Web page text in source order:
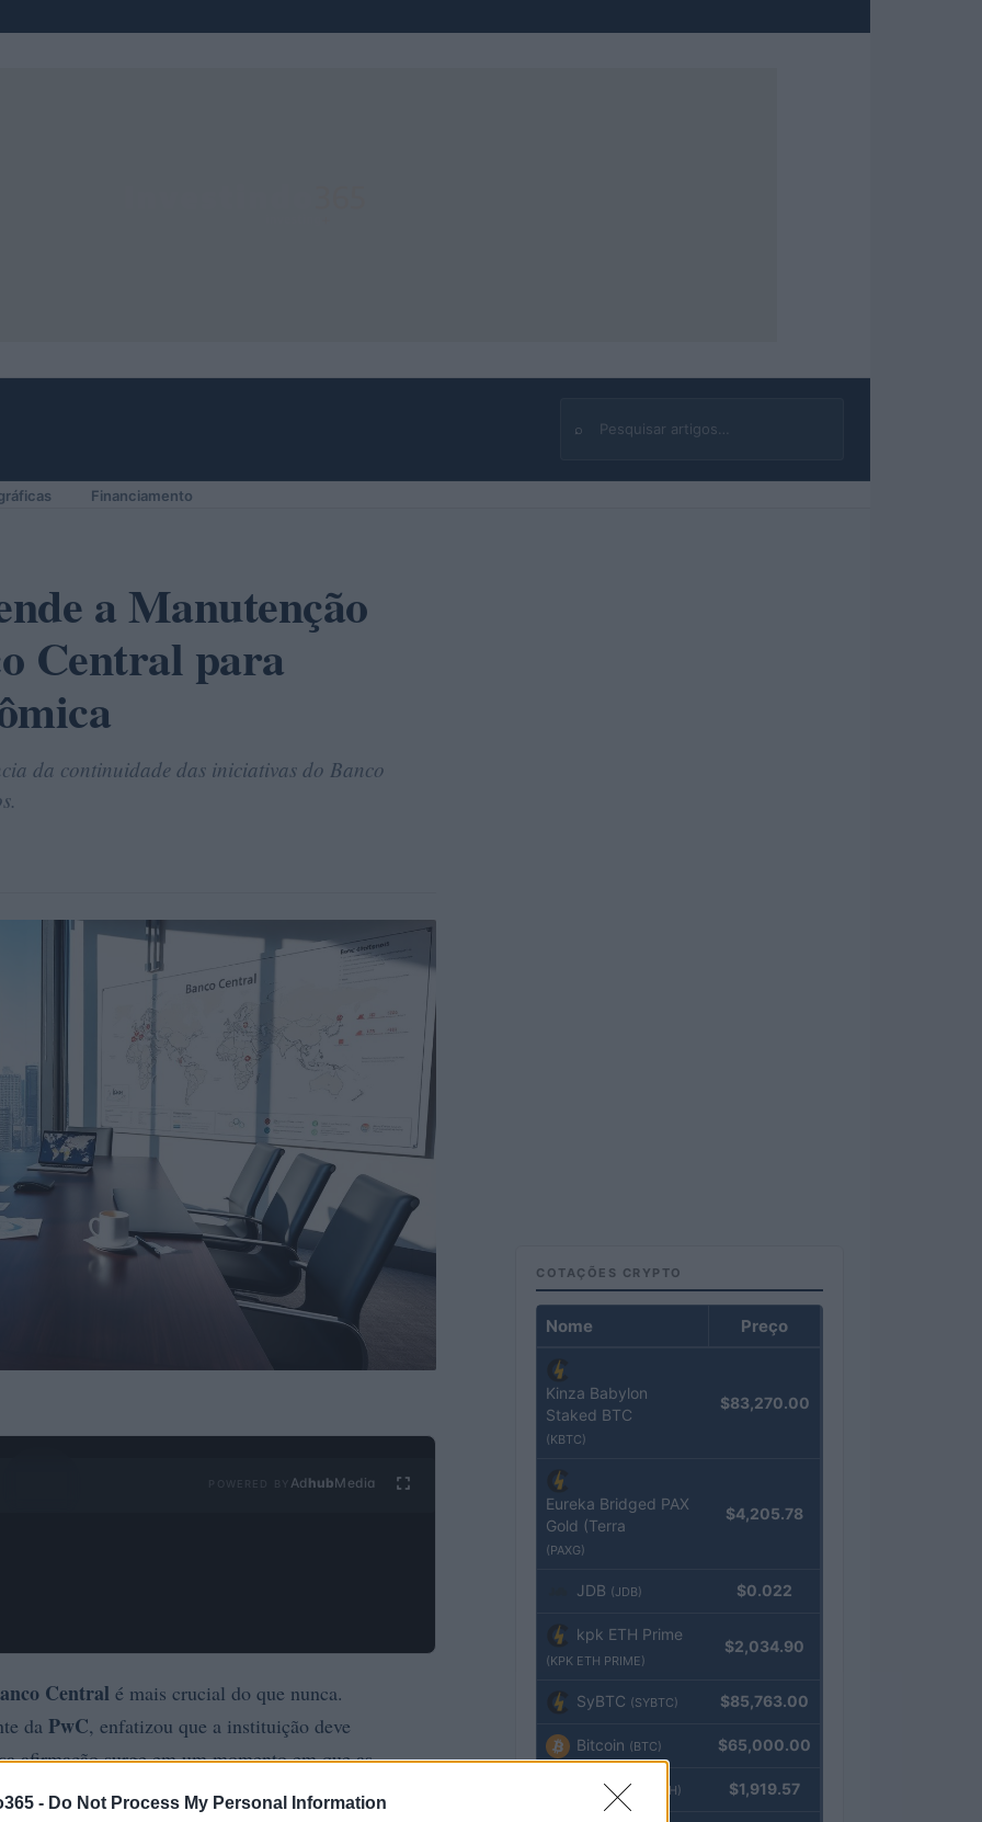
- Do Not Process My Personal Information
⌕
Buscar
Financiamento
a Manutenção
Central para
da continuidade das iniciativas do Banco
Ad hubMedia
Central é mais crucial do que nunca.
da PwC, enfatizou que a instituição deve
afirmação surge em um momento em que as
de bancos geram incertezas.
COTAÇÕES CRYPTO
Nome Preço
Kinza Babylon
Staked BTC
(KBTC)
$83,270.00
Eureka Bridged PAX
Gold (Terra
(PAXG)
$4,205.78
JDB (JDB) $0.022
kpk ETH Prime
(KPK ETH PRIME)
$2,034.90
SyBTC (SYBTC) $85,763.00
Bitcoin (BTC) $65,000.00
Ethereum (ETH) $1,919.57